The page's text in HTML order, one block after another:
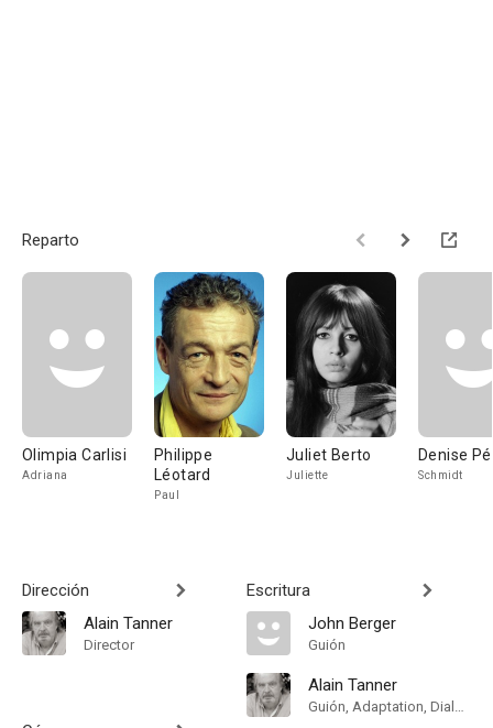
Reparto
Olimpia Carlisi
Adriana
Philippe
Léotard
Paul
Juliet Berto
Juliette
Denise
Schmidt
Dirección
Alain Tanner
Director
Escritura
John Berger
Guión
Alain Tanner
Guión, Adaptation, Dialogue